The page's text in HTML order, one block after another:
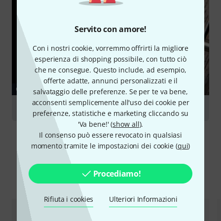
Servito con amore!
Con i nostri cookie, vorremmo offrirti la migliore
esperienza di shopping possibile, con tutto ciò
che ne consegue. Questo include, ad esempio,
offerte adatte, annunci personalizzati e il
salvataggio delle preferenze. Se per te va bene,
acconsenti semplicemente all'uso dei cookie per
preferenze, statistiche e marketing cliccando su
'Va bene!' (show all).
Il consenso può essere revocato in qualsiasi
momento tramite le impostazioni dei cookie (qui)
Procediamo!
Rifiuta i cookies Ulteriori Informazioni
GUIDE
Il mondo delle corde
Confronta alternative